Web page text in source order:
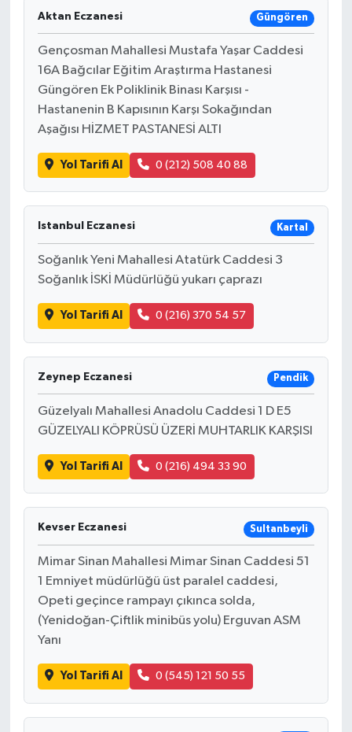
Aktan Eczanesi Güngören
Gençosman Mahallesi Mustafa Yaşar Caddesi
16A Bağcılar Eğitim Araştırma Hastanesi
Güngören Ek Poliklinik Binası Karşısı -
Hastanenin B Kapısının Karşı Sokağından
Aşağısı HİZMET PASTANESİ ALTI
Yol Tarifi Al 0 (212) 508 40 88
Istanbul Eczanesi Kartal
Soğanlık Yeni Mahallesi Atatürk Caddesi 3
Soğanlık İSKİ Müdürlüğü yukarı çaprazı
Yol Tarifi Al 0 (216) 370 54 57
Zeynep Eczanesi Pendik
Güzelyalı Mahallesi Anadolu Caddesi 1 D E5
GÜZELYALI KÖPRÜSÜ ÜZERİ MUHTARLIK KARŞISI
Yol Tarifi Al 0 (216) 494 33 90
Kevser Eczanesi Sultanbeyli
Mimar Sinan Mahallesi Mimar Sinan Caddesi 51
1 Emniyet müdürlüğü üst paralel caddesi,
Opeti geçince rampayı çıkınca solda,
(Yenidoğan-Çiftlik minibüs yolu) Erguvan ASM
Yanı
Yol Tarifi Al 0 (545) 121 50 55